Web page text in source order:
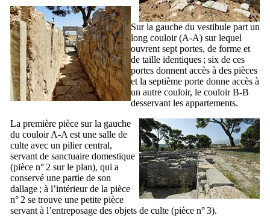
Sur la gauche du vestibule part un
long couloir (A-A) sur lequel
ouvrent sept portes, de forme et
de taille identiques ; six de ces
portes donnent accès à des pièces
et la septième porte donne accès à
un autre couloir, le couloir B-B
desservant les appartements.
La première pièce sur la gauche
du couloir A-A est une salle de
culte avec un pilier central,
servant de sanctuaire domestique
(pièce n° 2 sur le plan), qui a
conservé une partie de son
dallage ; à l’intérieur de la pièce
n° 2 se trouve une petite pièce
servant à l’entreposage des objets de culte (pièce n° 3).